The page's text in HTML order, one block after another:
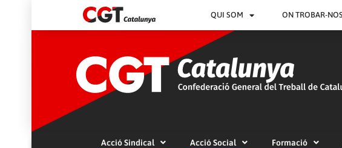
QUI SOM ON TROBAR-NOS
Acció Sindical Acció Social Formació